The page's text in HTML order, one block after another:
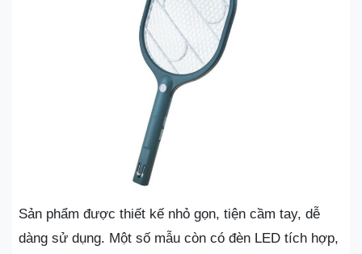
Sản phẩm được thiết kế nhỏ gọn, tiện cầm tay, dễ
dàng sử dụng. Một số mẫu còn có đèn LED tích hợp,